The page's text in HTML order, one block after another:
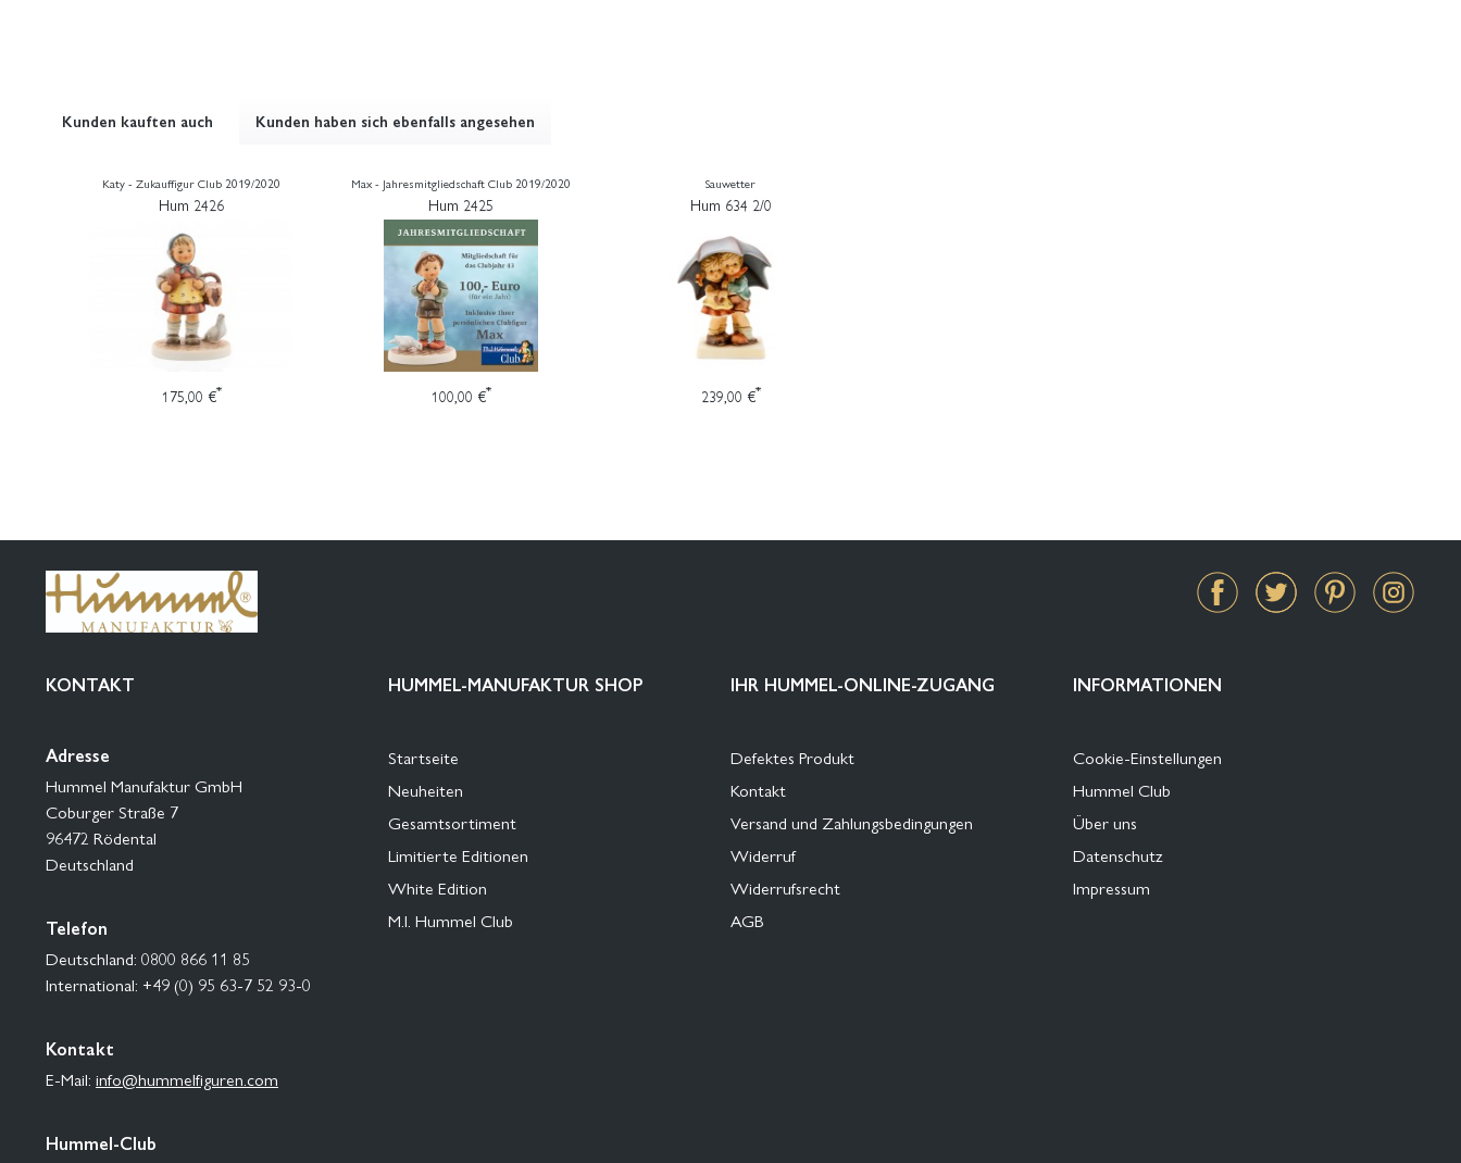
Kunden kauften auch Kunden haben sich ebenfalls angesehen
Katy - Zukauffigur Club 2019/2020
Hum 2426
175,00 €*
Max - Jahresmitgliedschaft Club 2019/2020
Hum 2425
100,00 €*
Sauwetter
Hum 634 2/0
239,00 €*
KONTAKT
Adresse
Hummel Manufaktur GmbH
Coburger Straße 7
96472 Rödental
Deutschland
Telefon
Deutschland: 0800 866 11 85
International: +49 (0) 95 63-7 52 93-0
Kontakt
E-Mail: info@hummelfiguren.com
Hummel-Club
HUMMEL-MANUFAKTUR SHOP
Startseite
Neuheiten
Gesamtsortiment
Limitierte Editionen
White Edition
M.I. Hummel Club
IHR HUMMEL-ONLINE-ZUGANG
Defektes Produkt
Kontakt
Versand und Zahlungsbedingungen
Widerruf
Widerrufsrecht
AGB
INFORMATIONEN
Cookie-Einstellungen
Hummel Club
Über uns
Datenschutz
Impressum